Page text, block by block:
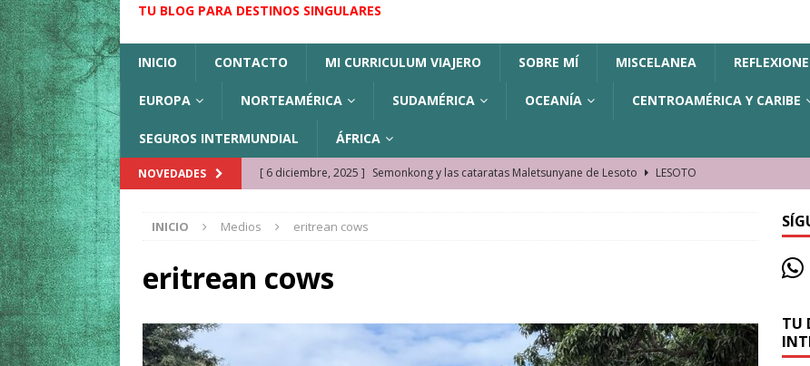
TU BLOG PARA DESTINOS SINGULARES
INICIO CONTACTO MI CURRICULUM VIAJERO SOBRE MÍ MISCELANEA
EUROPA NORTEAMÉRICA SUDAMÉRICA OCEANÍA CENTROAMÉRICA Y CARIBE
SEGUROS INTERMUNDIAL ÁFRICA
NOVEDADES [ 6 diciembre, 2025 ] Semonkong y las cataratas Maletsunyane de Lesoto
LESOTO
KAZAJISTÁN
[ 9 octubre, 2025 ] JAMAICA. La historia de la misteriosa avioneta de la playa
JAMAICA
Cómo moverse en Seychelles de manera sostenible
SEYCHELLES
INICIO Medios eritrean cows
eritrean cows
TU